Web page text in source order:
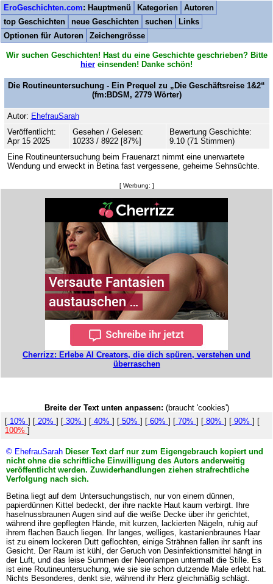
EroGeschichten.com: Hauptmenü Kategorien
Autoren
top Geschichten
neue Geschichten suchen
Links
Optionen für Autoren
Zeichengrösse
Wir suchen Geschichten! Hast du eine Geschichte geschrieben? Bitte
hier einsenden! Danke schön!
Die Routineuntersuchung - Ein Prequel zu „Die Geschäftsreise 1&2“
(fm:BDSM, 2779Wörter)
Autor: EhefrauSarah
Veröffentlicht:
Apr 15 2025
Gesehen / Gelesen:
10233 / 8922 [87%]
Bewertung Geschichte:
9.10 (71 Stimmen)
Eine Routineuntersuchung beim Frauenarzt nimmt eine unerwartete
Wendung und erweckt in Betina fast vergessene, geheime Sehnsüchte.
[ Werbung: ]
Cherrizz: Erlebe AI Creators, die dich spüren, verstehen und
überraschen
Breite der Text unten anpassen: (braucht 'cookies')
[ 10% ] [ 20% ] [ 30% ] [ 40% ] [ 50% ] [ 60% ] [ 70% ] [ 80% ] [ 90% ] [
100% ]
© EhefrauSarah Dieser Text darf nur zum Eigengebrauch kopiert und
nicht ohne die schriftliche Einwilligung des Autors anderweitig
veröffentlicht werden. Zuwiderhandlungen ziehen strafrechtliche
Verfolgung nach sich.
Betina liegt auf dem Untersuchungstisch, nur von einem dünnen,
papierdünnen Kittel bedeckt, der ihre nackte Haut kaum verbirgt. Ihre
haselnussbraunen Augen sind auf die weiße Decke über ihr gerichtet,
während ihre gepflegten Hände, mit kurzen, lackierten Nägeln, ruhig auf
ihrem flachen Bauch liegen. Ihr langes, welliges, kastanienbraunes Haar
ist zu einem lockeren Dutt geflochten, einige Strähnen fallen ihr sanft ins
Gesicht. Der Raum ist kühl, der Geruch von Desinfektionsmittel hängt in
der Luft, und das leise Summen der Neonlampen untermalt die Stille. Es
ist eine Routineuntersuchung, wie sie sie schon dutzende Male erlebt hat.
Nichts Besonderes, denkt sie, während ihr Herz gleichmäßig schlägt.